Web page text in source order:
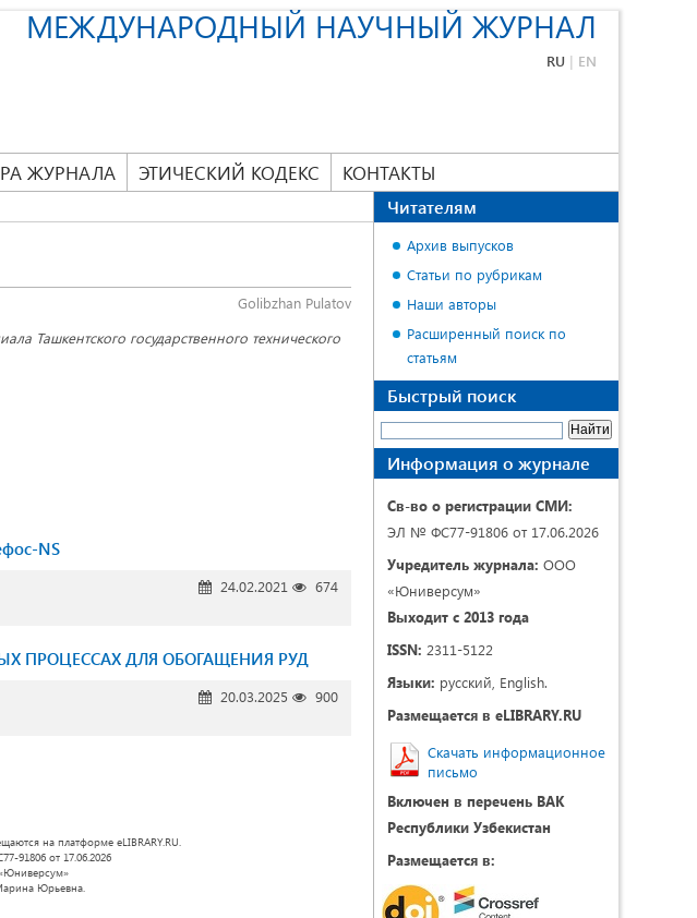
МЕЖДУНАРОДНЫЙ НАУЧНЫЙ ЖУРНАЛ
RU | EN
ЖУРНАЛА ЭТИЧЕСКИЙ КОДЕКС КОНТАКТЫ
Golibzhan Pulatov
Ташкентского государственного технического
NS
24.02.2021
674
ПРОЦЕССАХ ДЛЯ ОБОГАЩЕНИЯ РУД
20.03.2025
900
на платформе eLIBRARY.RU.
91806 от 17.06.2026
Юрьевна.
Читателям
Архив выпусков
Статьи по рубрикам
Наши авторы
Расширенный поиск по
статьям
Быстрый поиск
Информация о журнале
Св-во о регистрации СМИ:
ЭЛ № ФС77-91806 от 17.06.2026
Учредитель журнала: ООО
«Юниверсум»
Выходит с 2013 года
ISSN: 2311-5122
Языки: русский, English.
Размещается в eLIBRARY.RU
Скачать информационное
письмо
Включен в перечень ВАК
Республики Узбекистан
Размещается в: